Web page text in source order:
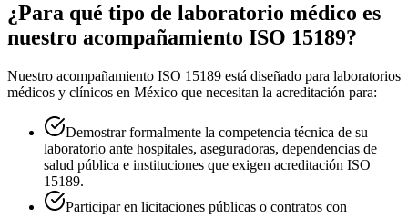
¿Para qué tipo de laboratorio médico es
nuestro acompañamiento ISO 15189?
Nuestro acompañamiento ISO 15189 está diseñado para laboratorios
médicos y clínicos en México que necesitan la acreditación para:
Demostrar formalmente la competencia técnica de su
laboratorio ante hospitales, aseguradoras, dependencias de
salud pública e instituciones que exigen acreditación ISO
15189.
Participar en licitaciones públicas o contratos con